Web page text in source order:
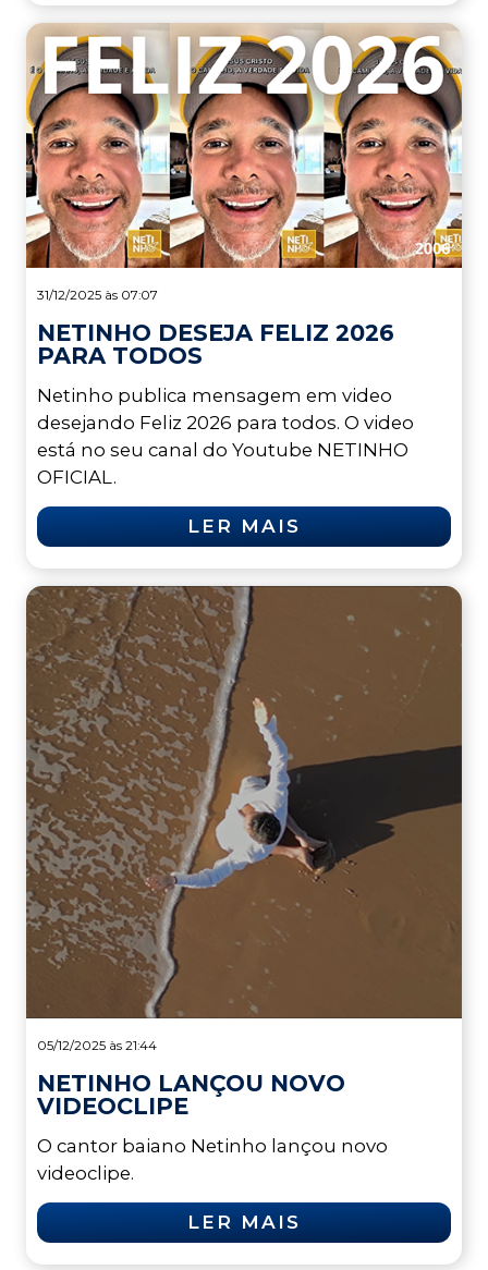
31/12/2025 às 07:07
NETINHO DESEJA FELIZ 2026
PARA TODOS
Netinho publica mensagem em video
desejando Feliz 2026 para todos. O video
está no seu canal do Youtube NETINHO
OFICIAL.
LER MAIS
05/12/2025 às 21:44
NETINHO LANÇOU NOVO
VIDEOCLIPE
O cantor baiano Netinho lançou novo
videoclipe.
LER MAIS